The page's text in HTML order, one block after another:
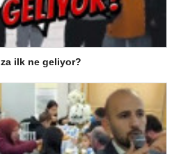
ilk ne geliyor?